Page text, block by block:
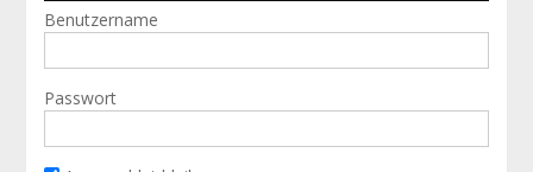
Benutzername
Passwort